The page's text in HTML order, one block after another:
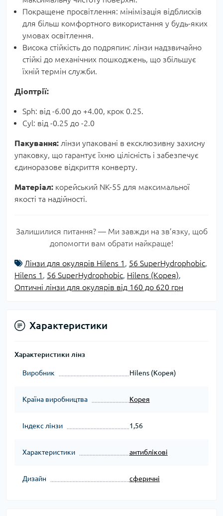
Покращене просвітлення: мінімізація відблисків
для більш комфортного використання у будь-яких
умовах освітлення.
Висока стійкість до подряпин: лінзи надзвичайно
стійкі до механічних пошкоджень, що збільшує
їхній термін служби.
Діоптрії:
Sph: від -6.00 до +4.00, крок 0.25.
Cyl: від -0.25 до -2.0
Пакування: лінзи упаковані в ексклюзивну захисну
упаковку, що гарантує їхню цілісність і забезпечує
єдиноразове відкриття конверту.
Матеріал: корейський NK-55 для максимальної
якості та надійності.
Залишилися питання? — Ми завжди на зв’язку, щоб
допомогти вам обрати найкраще!
Лінзи для окулярів Hilens 1 , 56 SuperHydrophobic,
Hilens 1 , 56 SuperHydrophobic, Hilens (Корея),
Оптичні лінзи для окулярів від 160 до 620 грн
Характеристики
Характеристики лінз
Виробник Hilens (Корея)
Країна виробництва Корея
Індекс лінзи 1,56
Характеристики антиблікові
Дизайн сферичні